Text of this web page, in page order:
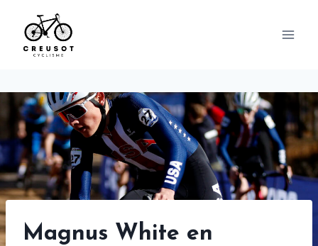
content
Magnus White en